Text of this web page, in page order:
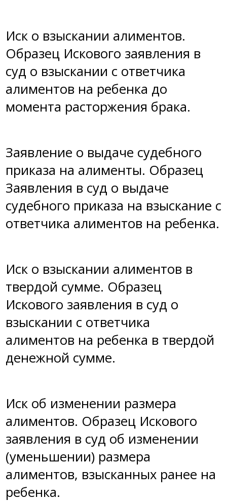
Иск о взыскании алиментов.
Образец Искового заявления в
суд о взыскании с ответчика
алиментов на ребенка до
момента расторжения брака.
Заявление о выдаче судебного
приказа на алименты. Образец
Заявления в суд о выдаче
судебного приказа на взыскание с
ответчика алиментов на ребенка.
Иск о взыскании алиментов в
твердой сумме. Образец
Искового заявления в суд о
взыскании с ответчика
алиментов на ребенка в твердой
денежной сумме.
Иск об изменении размера
алиментов. Образец Искового
заявления в суд об изменении
(уменьшении) размера
алиментов, взысканных ранее на
ребенка.